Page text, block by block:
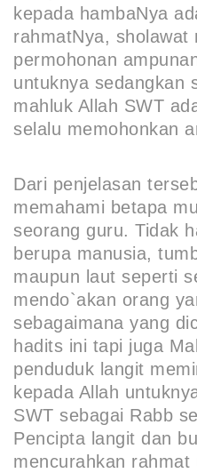
kepada hambaNya
rahmatNya, sholawat
permohonan
untuknya sedangkan
mahluk Allah SWT
selalu memohonkan
Dari penjelasan
memahami betapa
seorang guru. Tidak
berupa manusia,
maupun laut seperti
mendo`akan orang
sebagaimana yang
hadits ini tapi juga
penduduk langit
kepada Allah
SWT sebagai Rabb
Pencipta langit dan
mencurahkan rahmat